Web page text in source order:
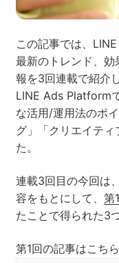
ネット市場調査
SEO
CRM
Google Cloud
この記事では、
最新のトレンド、
報を3回連載で紹介
LINE Ads Platform
な活用/運用法のポ
グ」「クリエイテ
た。
連載3回目の今回は
容をもとにして、 第
たことで得られた3
第1回の記事はこちら